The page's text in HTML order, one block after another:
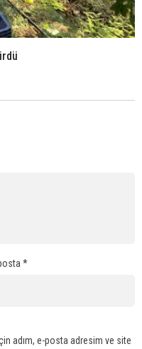
*
adım, e-posta adresim ve site